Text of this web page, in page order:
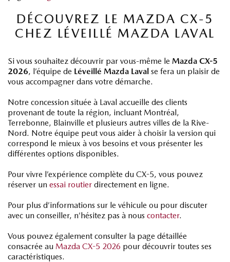
DÉCOUVREZ LE MAZDA CX-5
CHEZ LÉVEILLÉ MAZDA LAVAL
Si vous souhaitez découvrir par vous-même le Mazda CX-5
2026, l’équipe de Léveillé Mazda Laval se fera un plaisir de
vous accompagner dans votre démarche.
Notre concession située à Laval accueille des clients
provenant de toute la région, incluant Montréal,
Terrebonne, Blainville et plusieurs autres villes de la Rive-
Nord. Notre équipe peut vous aider à choisir la version qui
correspond le mieux à vos besoins et vous présenter les
différentes options disponibles.
Pour vivre l’expérience complète du CX-5, vous pouvez
réserver un essai routier directement en ligne.
Pour plus d’informations sur le véhicule ou pour discuter
avec un conseiller, n’hésitez pas à nous contacter.
Vous pouvez également consulter la page détaillée
consacrée au Mazda CX-5 2026 pour découvrir toutes ses
caractéristiques.